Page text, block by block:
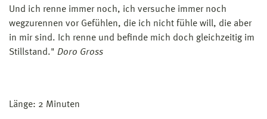
Und ich renne immer noch, ich versuche immer noch
wegzurennen vor Gefühlen, die ich nicht fühle will, die aber
in mir sind. Ich renne und befinde mich doch gleichzeitig im
Stillstand." Doro Gross
Länge: 2 Minuten